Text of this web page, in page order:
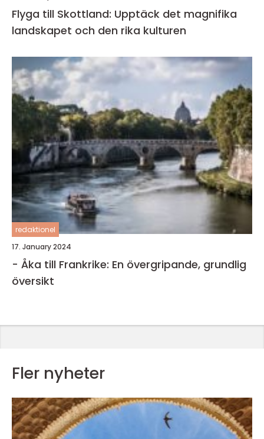
Flyga till Skottland: Upptäck det magnifika
landskapet och den rika kulturen
redaktionel
17. January 2024
- Åka till Frankrike: En övergripande, grundlig
översikt
Fler nyheter